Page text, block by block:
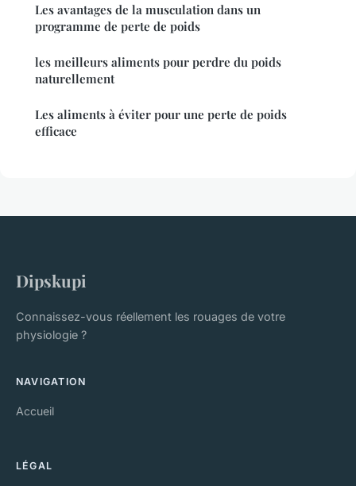
Les avantages de la musculation dans un
programme de perte de poids
les meilleurs aliments pour perdre du poids
naturellement
Les aliments à éviter pour une perte de poids
efficace
Dipskupi
Connaissez-vous réellement les rouages de votre
physiologie ?
NAVIGATION
Accueil
LÉGAL